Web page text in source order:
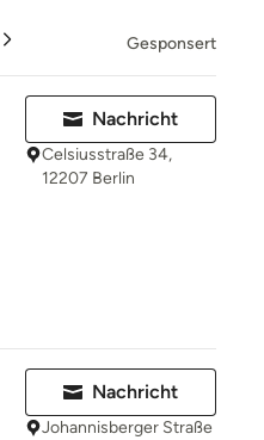
Gesponsert
Nachricht
Celsiusstraße 34,
12207 Berlin
Nachricht
Johannisberger Straße